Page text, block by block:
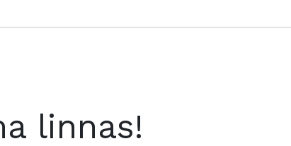
linnas!